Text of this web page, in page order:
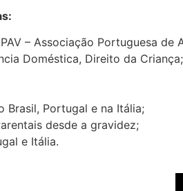
– Associação Portuguesa
Doméstica, Direito da Criança;
Brasil, Portugal e na Itália;
desde a gravidez;
e Itália.